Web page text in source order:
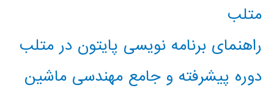
متلب
راهنمای برنامه نویسی پایتون در متلب
دوره پیشرفته و جامع مهندسی ماشین